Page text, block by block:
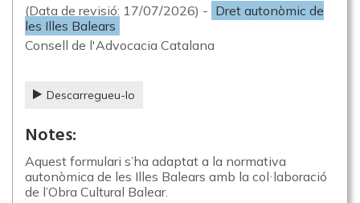
(Data de revisió: 17/07/2026) - Dret autonòmic de
les Illes Balears
Consell de l'Advocacia Catalana
Descarregueu-lo
Notes:
Aquest formulari s’ha adaptat a la normativa
autonòmica de les Illes Balears amb la col·laboració
de l’Obra Cultural Balear.